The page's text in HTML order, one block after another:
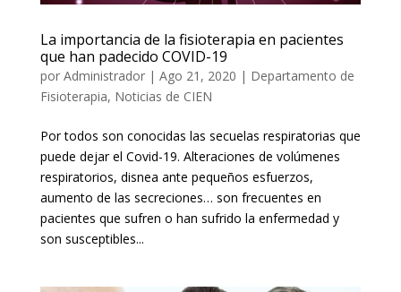
La importancia de la fisioterapia en pacientes
que han padecido COVID-19
por Administrador| Ago 21, 2020 | Departamento de
Fisioterapia, Noticias de CIEN
Por todos son conocidas las secuelas respiratorias que
puede dejar el Covid-19. Alteraciones de volúmenes
respiratorios, disnea ante pequeños esfuerzos,
aumento de las secreciones… son frecuentes en
pacientes que sufren o han sufrido la enfermedad y
son susceptibles...